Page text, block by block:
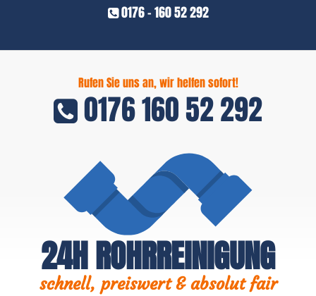
0176 - 160 52 292
Rufen Sie uns an, wir helfen sofort!
0176 160 52 292
24H ROHRREINIGUNG
schnell, preiswert & absolut fair